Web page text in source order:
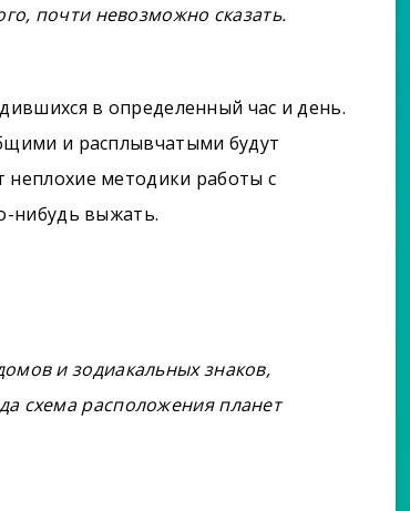
почти невозможно сказать.
в определенный час и день.
и расплывчатыми будут
методики работы с
нибудь выжать.
и зодиакальных знаков,
схема расположения планет